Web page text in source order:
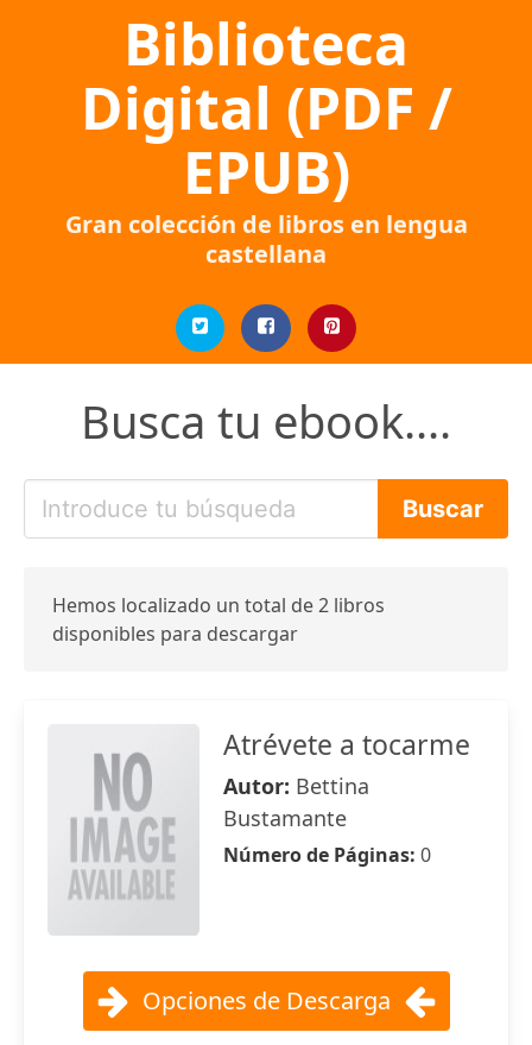
Biblioteca
Digital (PDF /
EPUB)
Gran colección de libros en lengua
castellana
Busca tu ebook....
Hemos localizado un total de 2 libros
disponibles para descargar
Atrévete a tocarme
Autor: Bettina
Bustamante
Número de Páginas: 0
Opciones de Descarga